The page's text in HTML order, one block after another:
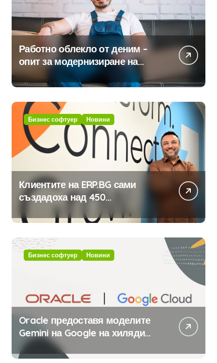
Работно облекло от деним –
опит за модернизиране на
традицията
Бизнес софтуер Новини
Клиентите на ERP.BG сами
създадоха над 450
приложения за ERP системата
с помощта на вградения в нея
изкуствен интелект
Бизнес софтуер Новини
Oracle предоставя моделите
Gemini на Google на хиляди
клиенти на бизнес
приложения